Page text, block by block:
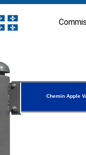
Chemin Apple